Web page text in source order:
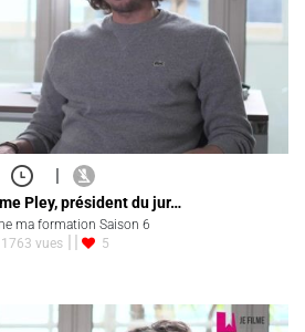
|
Pley, président du jur…
ma formation Saison 6
1763 vues
5